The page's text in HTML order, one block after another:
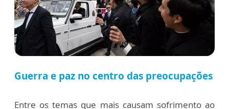
Guerra e paz no centro das preocupações
Entre os temas que mais causam sofrimento ao